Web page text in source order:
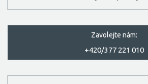
zavolejte nám:
+420/377 221 010